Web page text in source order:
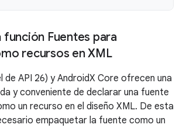
función Fuentes para
recursos en XML
de API 26) y AndroidX Core ofrecen una
y conveniente de declarar una fuente
un recurso en el diseño XML. De esta
empaquetar la fuente como un